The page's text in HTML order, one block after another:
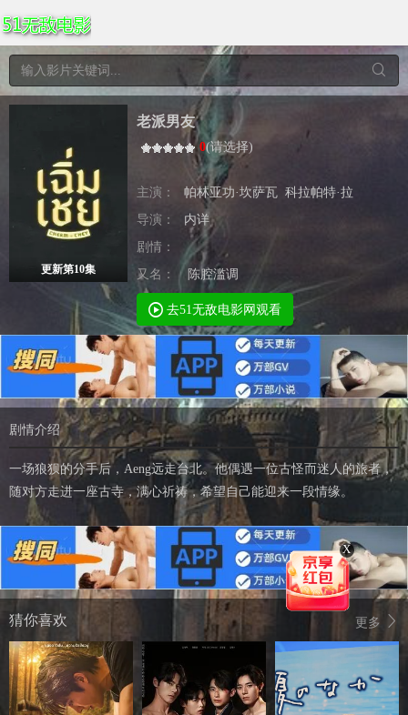
更新第10集
老派男友
0(请选择)
主演： 帕林亚功·坎萨瓦 科拉帕特·拉
导演：
内详
剧情：
又名：
陈腔滥调
去51无敌电影网观看
剧情介绍
一场狼狈的分手后，Aeng远走台北。他偶遇一位古怪而迷人的旅者，
随对方走进一座古寺，满心祈祷，希望自己能迎来一段情缘。
更多
猜你喜欢
X